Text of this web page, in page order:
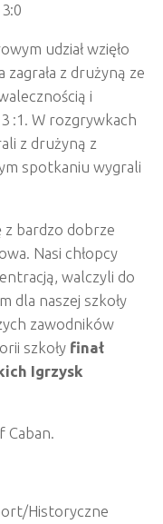
udział wzięło
z drużyną ze
i
:1. W rozgrywkach
z drużyną z
spotkaniu wygrali
z bardzo dobrze
Nasi chłopcy
walczyli do
dla naszej szkoły
zawodników
szkoły finał
Igrzysk
Caban.
Historyczne